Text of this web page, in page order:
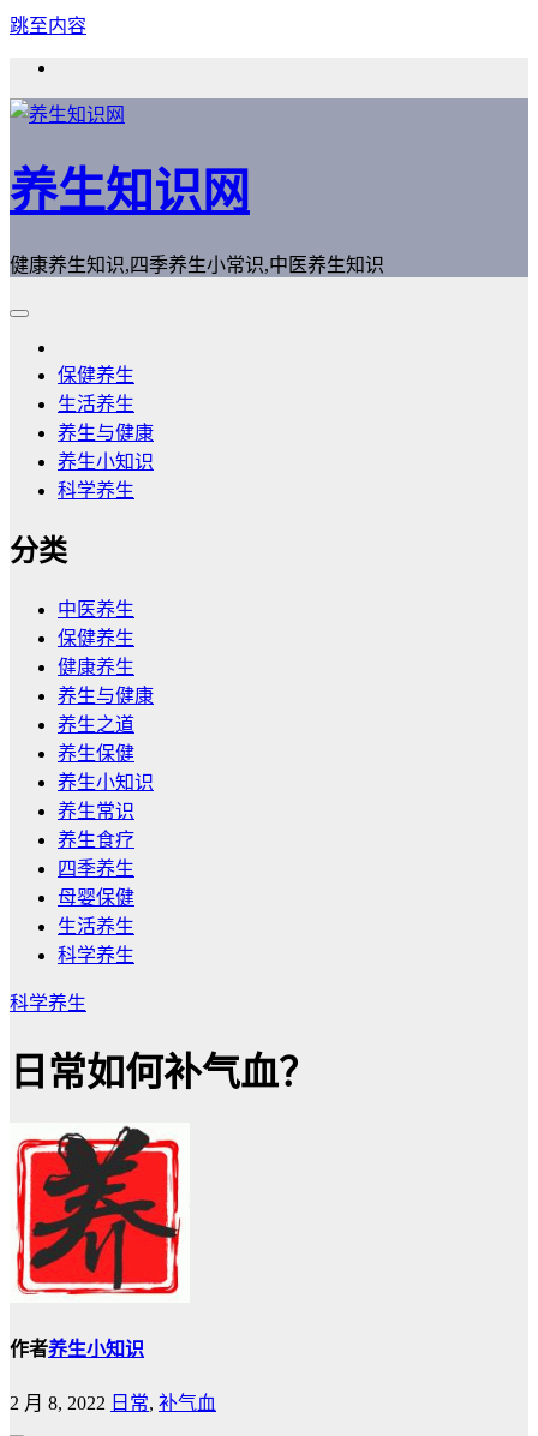
跳至内容
养生知识网
健康养生知识,四季养生小常识,中医养生知识
保健养生
生活养生
养生与健康
养生小知识
科学养生
分类
中医养生
保健养生
健康养生
养生与健康
养生之道
养生保健
养生小知识
养生常识
养生食疗
四季养生
母婴保健
生活养生
科学养生
科学养生
日常如何补气血？
作者养生小知识
2 月 8, 2022 日常, 补气血